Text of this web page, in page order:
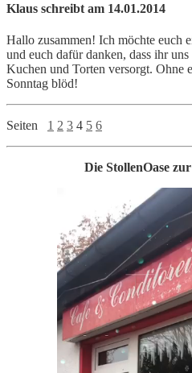
Klaus schreibt am 14.01.2014
Hallo zusammen! Ich möchte euch
und euch dafür danken, dass ihr
Kuchen und Torten versorgt. Ohne
Sonntag blöd!
Seiten 1 2 3 4 5 6
Die StollenOase